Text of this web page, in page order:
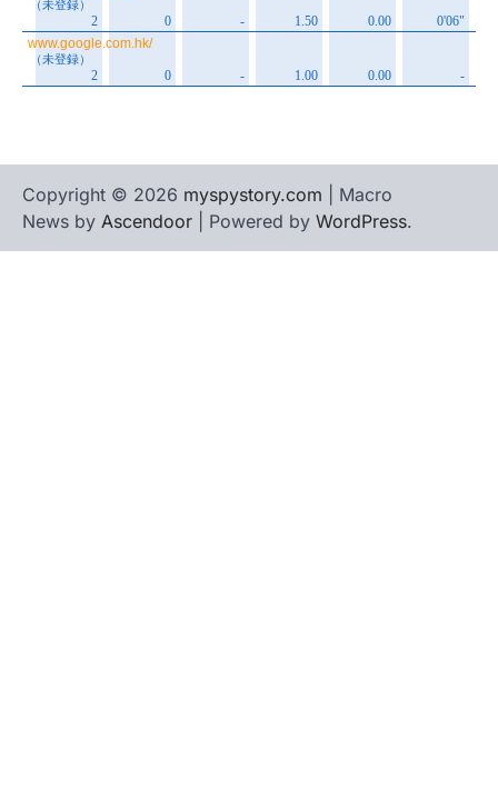
Copyright © 2026 myspystory.com | Macro
News by Ascendoor | Powered by WordPress.